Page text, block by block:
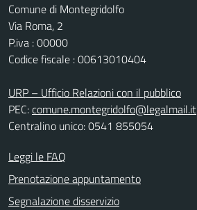
Comune di Montegridolfo
Via Roma, 2
P.iva : 00000
Codice fiscale : 00613010404
URP – Ufficio Relazioni con il pubblico
PEC:comune.montegridolfo@legalmail.it
Centralino unico: 0541 855054
Leggi le FAQ
Prenotazione appuntamento
Segnalazione disservizio